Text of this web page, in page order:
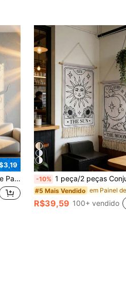
Quase esgotado!
Musical e Clave de Sol. -10% 1 peça/2 peças Conjunto de Tapeçaria Sol e Lua do Tarô, Parede Vertical com Franjas Boho, Decoração de Bruxa Preta e Branca com Estrelas, Arte Têxtil de Astrologia e Tarô, Decoração de Parede Espiritual e Mística para Quarto, Sala de Estar ou Dormitório, Decoração Doméstica Gótica e Misteriosa, Estandarte de Tarô com Franjas,
#5 Mais Vendido
R$39,59 100+ vendido